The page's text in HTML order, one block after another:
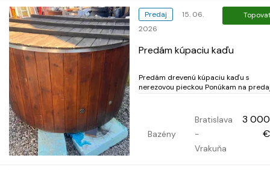
Predaj
15. 06.
2026
Predám kúpaciu kaďu
Predám drevenú kúpaciu kaďu s
nerezovou pieckou Ponúkam na predaj
vhodná na celoročné využitie –
na záhradu, chatu alebo wellness zónu.
Drevený obklad ✅ Nerezová vnútorná...
Bazény
Bratislava
-
Vrakuňa
3 000
€